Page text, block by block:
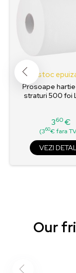
stoc
Prosoape
straturi 500 foi
Pret
360€
(360€ fara
VEZI
Our